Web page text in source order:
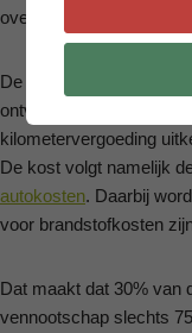
overeenstemt met de
De kilometervergoeding
ontvanger. In hoofde
kilometervergoeding
De kost volgt namelijk
autokosten. Daarbij
voor brandstofkosten
Dat maakt dat 30% van
vennootschap slechts